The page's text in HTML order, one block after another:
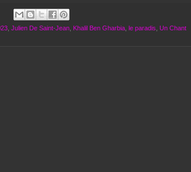
Julien De Saint-Jean Khalil Ben Gharbia le paradis Un Chant